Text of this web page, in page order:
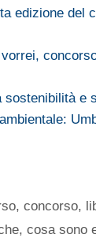
edizione del
sostenibilità e
,concorso,
cosa sono